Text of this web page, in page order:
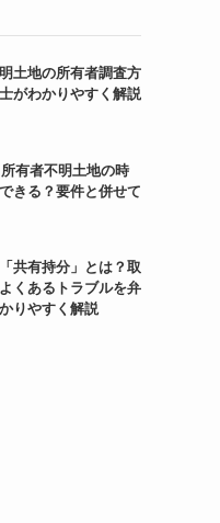
土地の所有者調査方
がわかりやすく解説
所有者不明土地の時
きる？要件と併せて
共有持分」とは？取
くあるトラブルを弁
りやすく解説